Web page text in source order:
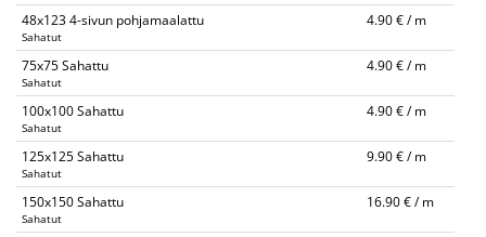
48x123 4-sivun pohjamaalattu
Sahatut
4.90 € / m
75x75 Sahattu
Sahatut
4.90 € / m
100x100 Sahattu
Sahatut
4.90 € / m
125x125 Sahattu
Sahatut
9.90 € / m
150x150 Sahattu
Sahatut
16.90 € / m